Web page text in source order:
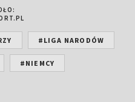
#LIGA NARODÓW
#NIEMCY